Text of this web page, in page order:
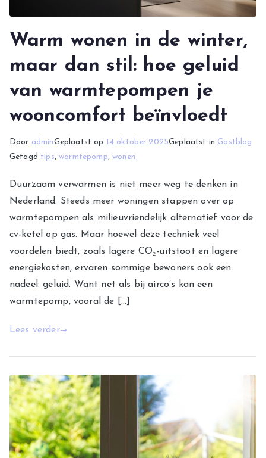
Warm wonen in de winter,
maar dan stil: hoe geluid
van warmtepompen je
wooncomfort beïnvloedt
Door adminGeplaatst op 14 oktober 2025Geplaatst in Gastblog
Getagd tips,warmtepomp,wonen
Duurzaam verwarmen is niet meer weg te denken in
Nederland. Steeds meer woningen stappen over op
warmtepompen als milieuvriendelijk alternatief voor de
cv-ketel op gas. Maar hoewel deze techniek veel
voordelen biedt, zoals lagere CO₂-uitstoot en lagere
energiekosten, ervaren sommige bewoners ook een
nadeel: geluid. Want net als bij airco’s kan een
warmtepomp, vooral de […]
Lees verder